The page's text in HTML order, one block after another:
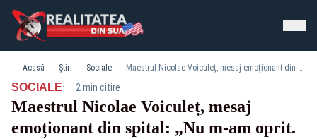
Acasă Știri Sociale Maestrul Nicolae Voiculeț, mesaj emoționant din spital: „Nu m-am oprit. Doar mă ridic din nou. Cu credință.”
SOCIALE· 2 min citire
Maestrul Nicolae Voiculeț, mesaj
emoționant din spital: „Nu m-am oprit.